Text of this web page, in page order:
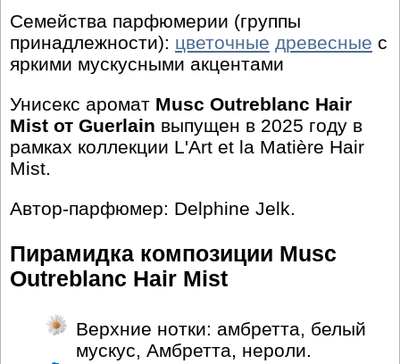
Семейства парфюмерии (группы
принадлежности): цветочные древесные с
яркими мускусными акцентами
Унисекс аромат Musc Outreblanc Hair
Mist от Guerlain выпущен в 2025 году в
рамках коллекции L'Art et la Matière Hair
Mist.
Автор-парфюмер: Delphine Jelk.
Пирамидка композиции Musc
Outreblanc Hair Mist
Верхние нотки: амбретта, белый
мускус, Амбретта, нероли.